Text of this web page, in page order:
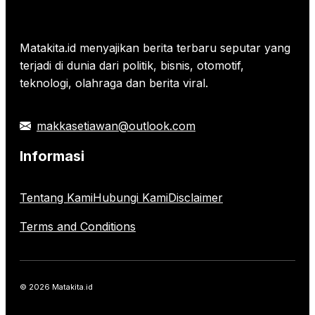
Matakita.id menyajikan berita terbaru seputar yang
terjadi di dunia dari politik, bisnis, otomotif,
teknologi, olahraga dan berita viral.
makkasetiawan@outlook.com
Informasi
Tentang KamiHubungi KamiDisclaimer
Terms and Conditions
© 2026 Matakita.id